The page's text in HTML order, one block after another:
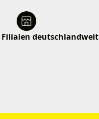
Filialen deutschlandweit